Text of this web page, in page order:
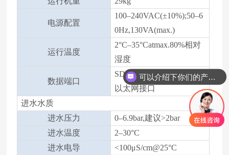
电源配置
100–240VAC(±10%);50–6
0Hz,130VA(max.)
运行温度
2°C–35°Catmax.80%相对
湿度
数据端口
SD卡接口，RS232端口，
以太网接口
进水水质
进水压力
0–6.9bar,建议>2bar
进水温度
2–30°C
进水电导
<100μS/cm@25°C
可以介绍下你们的产品么